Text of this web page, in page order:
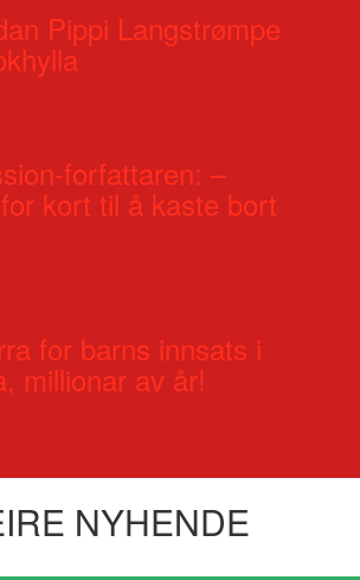
Pippi Langstrømpe
forfattaren: –
kort til å kaste bort
for barns innsats i
millionar av år!
NYHENDE